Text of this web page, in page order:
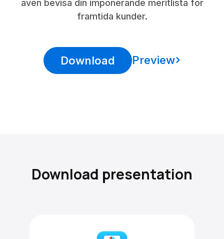
även bevisa din imponerande meritlista för
framtida kunder.
Download Preview
Download presentation